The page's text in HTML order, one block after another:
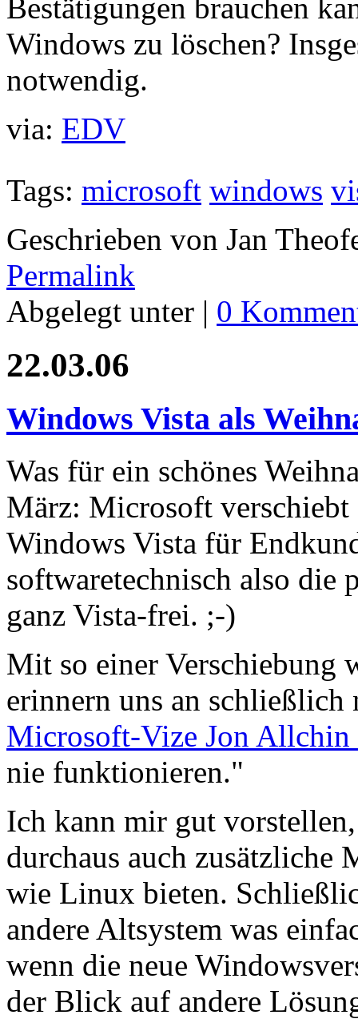
Bestätigungen brauchen
Windows zu löschen?
notwendig.
via: EDV
Tags: microsoft windows
Geschrieben von Jan
Permalink
Abgelegt unter | 0
22.03.06
Windows Vista als
Was für ein schönes
März: Microsoft
Windows Vista für
softwaretechnisch also die
ganz Vista-frei. ;-)
Mit so einer Verschiebung
erinnern uns an schließlich
Microsoft-Vize Jon Allchin
nie funktionieren."
Ich kann mir gut
durchaus auch
wie Linux bieten.
andere Altsystem was
wenn die neue
der Blick auf andere